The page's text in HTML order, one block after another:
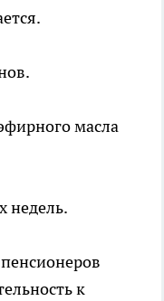
масла
недель.
к